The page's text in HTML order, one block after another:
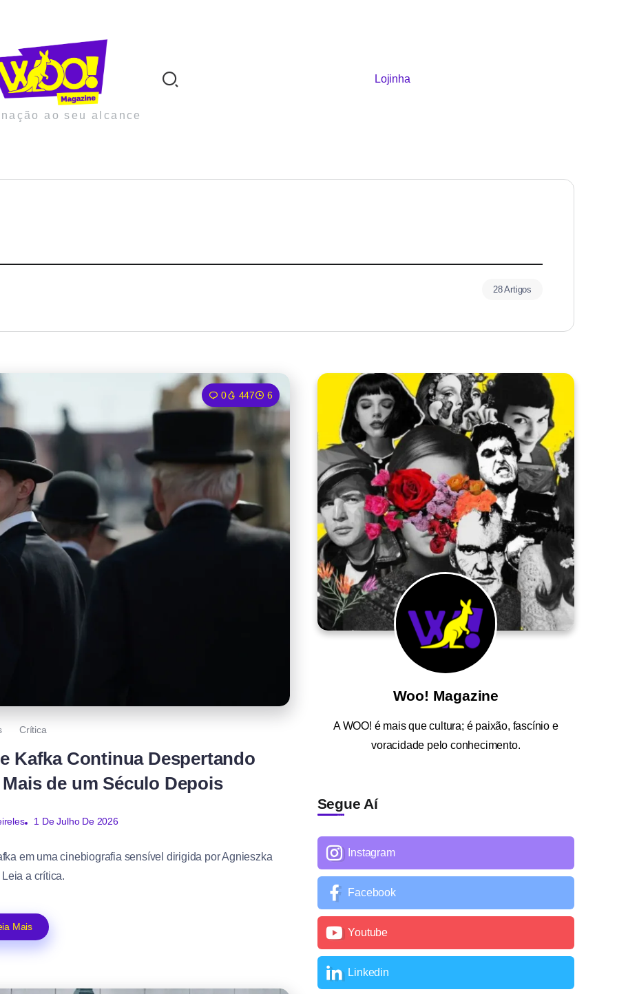
ao seu alcance
Lojinha
28 Artigos
0 447 6
Crítica
Kafka Continua Despertando
de um Século Depois
1 De Julho De 2026
em uma cinebiografia sensível dirigida por Agnieszka
a crítica.
Mais
Woo! Magazine
AWOO! é mais que cultura; é paixão, fascínio e
voracidade pelo conhecimento.
Segue Aí
Instagram
Facebook
Youtube
Linkedin